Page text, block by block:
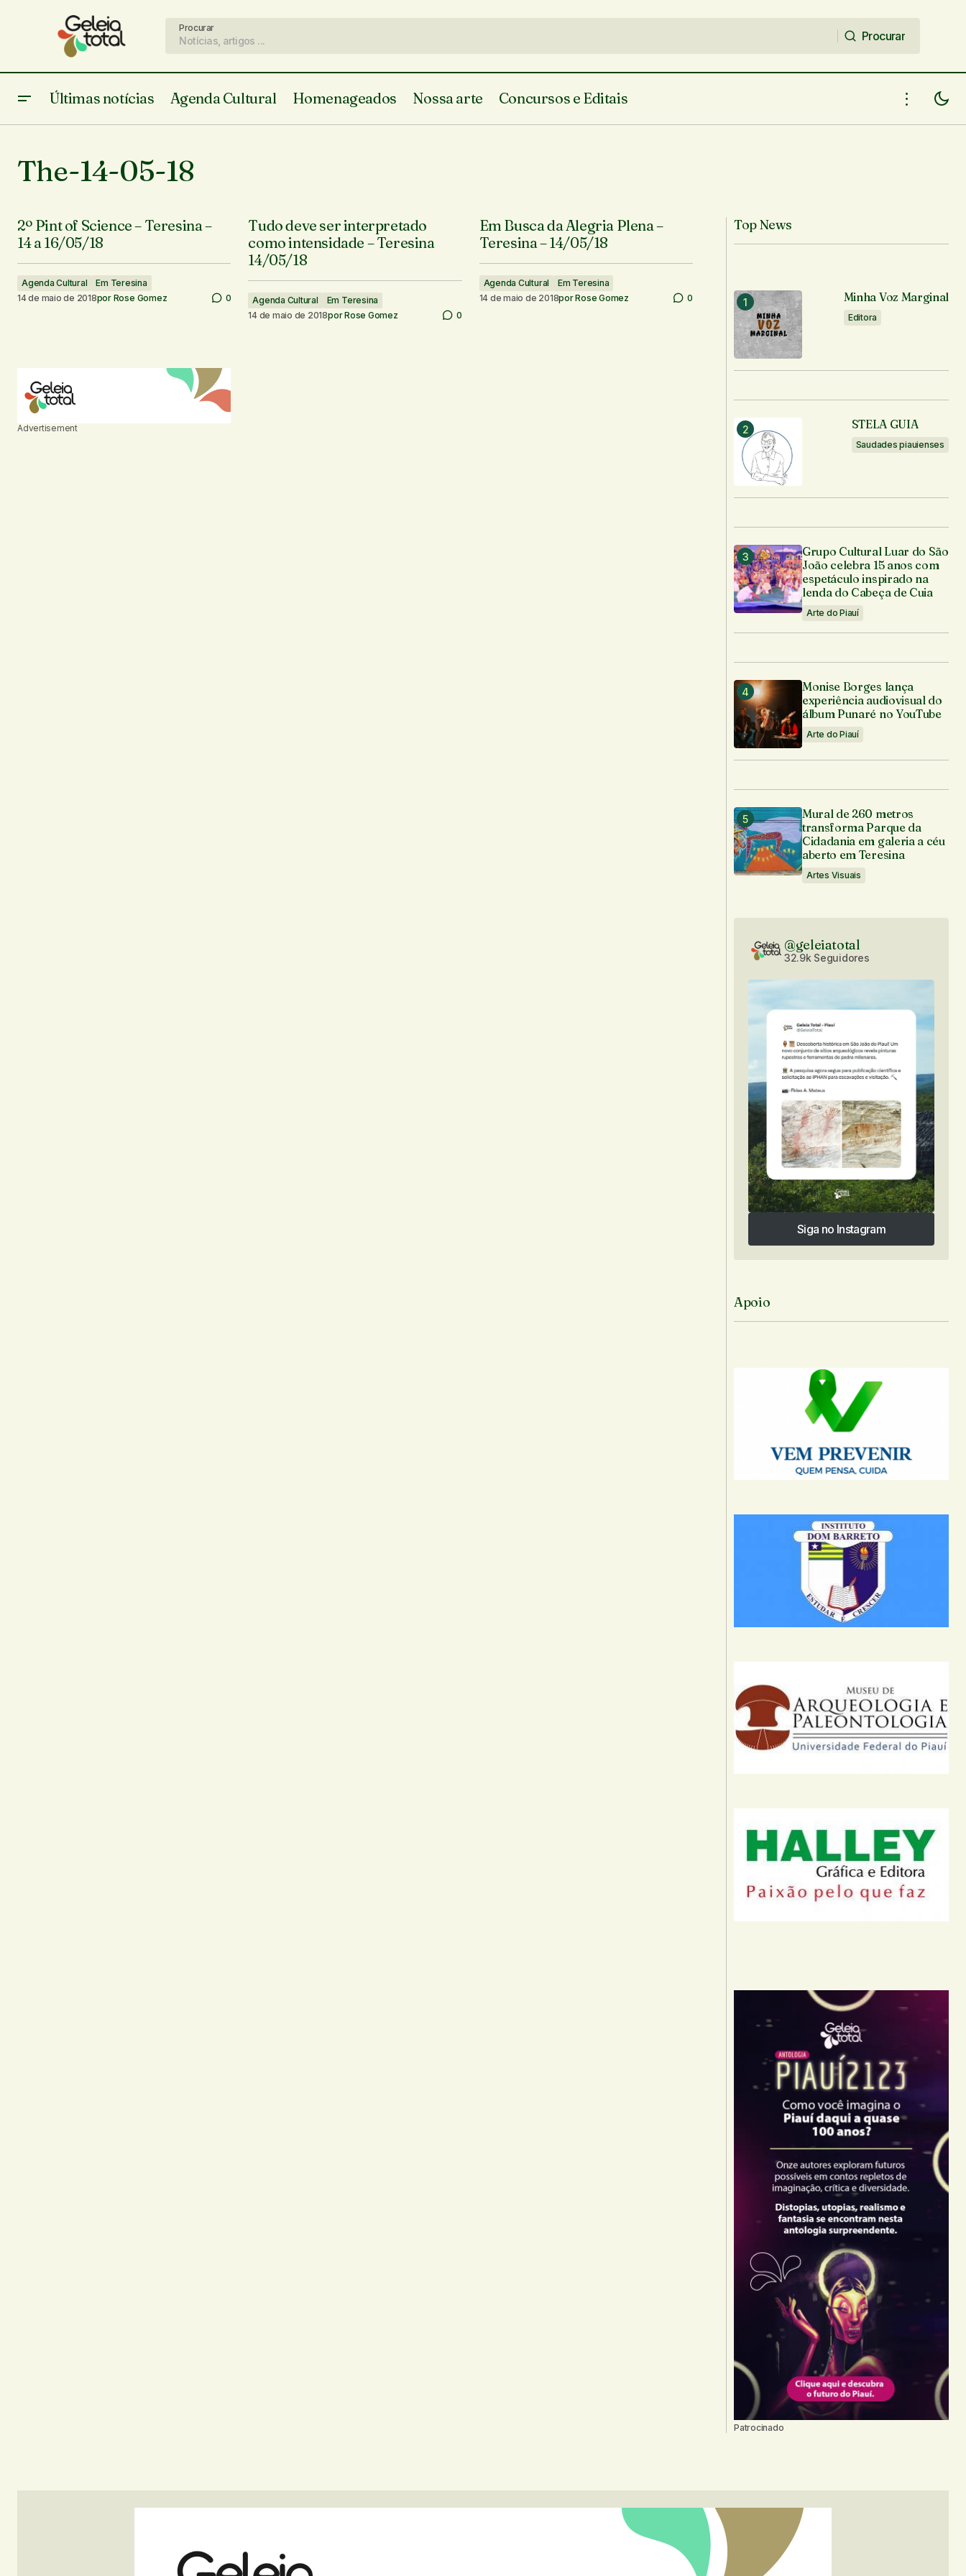
Procurar
Procurar
Últimas notícias Agenda Cultural Homenageados Nossa arte Concursos e Editais
The-14-05-18
2º Pint of Science – Teresina –
14 a 16/05/18
Agenda Cultural
Em Teresina
14 de maio de 2018por Rose Gomez 0
Tudo deve ser interpretado
como intensidade – Teresina
14/05/18
Agenda Cultural
Em Teresina
14 de maio de 2018porRose Gomez 0
Em Busca da Alegria Plena –
Teresina – 14/05/18
Agenda Cultural
Em Teresina
14 de maio de 2018porRose Gomez 0
Advertisement
Top News
Minha Voz Marginal
Editora
STELA GUIA
Saudades piauienses
Grupo Cultural Luar do São
João celebra 15 anos com
espetáculo inspirado na
lenda do Cabeça de Cuia
Arte do Piauí
Monise Borges lança
experiência audiovisual do
álbum Punaré no YouTube
Arte do Piauí
Mural de 260 metros
transforma Parque da
Cidadania em galeria a céu
aberto em Teresina
Artes Visuais
@geleiatotal
32.9k Seguidores
Siga no Instagram
Siga no Instagram
Apoio
Patrocinado